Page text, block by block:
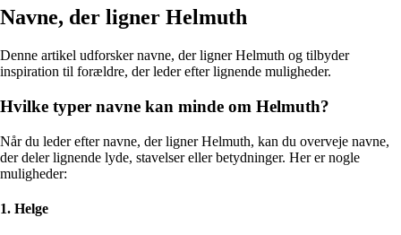
Navne, der ligner Helmuth
Denne artikel udforsker navne, der ligner Helmuth og tilbyder
inspiration til forældre, der leder efter lignende muligheder.
Hvilke typer navne kan minde om Helmuth?
Når du leder efter navne, der ligner Helmuth, kan du overveje navne,
der deler lignende lyde, stavelser eller betydninger. Her er nogle
muligheder:
1. Helge